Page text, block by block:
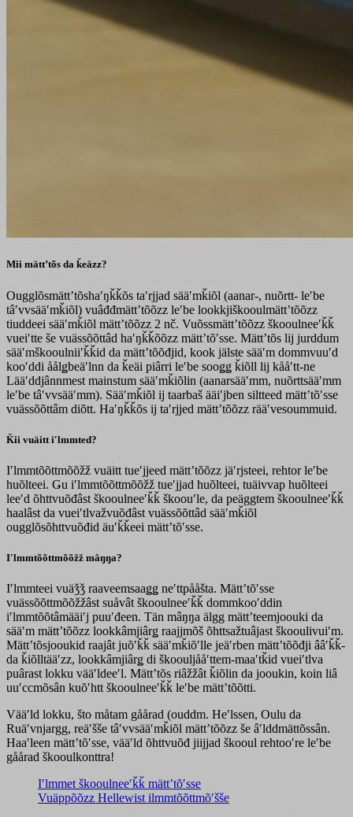
Mii mättʼtõs da ǩeäzz?
Ougglõsmättʼtõshaʹŋǩǩõs taʹrjjad sää′mǩiõl (aanar-, nuõrtt- leʹbe
tâʹvvsääʹmǩiõl) vuâđđmättʼtõõzz leʹbe lookkjiškooulmättʼtõõzz
tiuddeei sää′mǩiõl mättʼtõõzz 2 nč. Vuõssmättʼtõõzz škooulneeʹǩǩ
vueiʹtte še vuässõõttâd haʹŋǩǩõõzz mättʼtõʹsse. Mättʼtõs lij jurddum
sääʹmškooulniiʹǩǩid da mättʼtõõđjid, kook jälste sääʹm dommvuuʹd
kooʹddi åålǥbeäʹlnn da ǩeäi piârri leʹbe sooǥǥ ǩiõll lij kååʹtt-ne
Lääʹddjânnmest mainstum sääʹmǩiõlin (aanarsääʹmm, nuõrttsääʹmm
leʹbe tâʹvvsääʹmm). Sääʹmǩiõl ij taarbaš ääiʹjben siltteed mättʼtõʹsse
vuässõõttâm diõtt. Haʹŋǩǩõs ij taʹrjjed mättʼtõõzz rääʹvesoummuid.
Ǩii vuäitt iʹlmmted?
Iʹlmmtõõttmõõžž vuäitt tueʹjjeed mättʼtõõzz jäʹrjsteei, rehtor leʹbe
huõlteei. Ǥu iʹlmmtõõttmõõžž tueʹjjad huõlteei, tuäivvap huõlteei
leeʹd õhttvuõđâst škooulneeʹǩǩ škoouʹle, da peäggtem škooulneeʹǩǩ
haalâst da vueiʹtlvažvuõđâst vuässõõttâd sääʹmǩiõl
ougglõsõhttvuõđid äuʹǩǩeei mättʼtõʹsse.
Iʹlmmtõõttmõõžž mâŋŋa?
Iʹlmmteei vuäǯǯ raaveemsaaǥǥ neʹttpååšta. Mättʼtõʹsse
vuässõõttmõõžžâst suåvât škooulneeʹǩǩ dommkooʹddin
iʹlmmtõõtâmääiʹj puuʹđeen. Tän mâŋŋa älgg mättʼteemjoouki da
sääʹm mättʼtõõzz lookkâmjiârǥ raajjmõš õhttsažtuâjast škooulivuiʹm.
Mättʼtõsjooukid raajât juõʹǩǩ sääʹmǩiõʹlle jeäʹrben mättʼtõõđji ââʹǩǩ-
da ǩiõlltääʹzz, lookkâmjiârǥ di škoouljååʹttem-maaʹtǩid vueiʹtlva
puârast lokku vääʹldeeʹl. Mättʼtõs riâžžât ǩiõlin da jooukin, koin liâ
uuʹccmõsân kuõʹhtt škooulneeʹǩǩ leʹbe mättʼtõõtti.
Vääʹld lokku, što måtam gåårad (ouddm. Heʹlssen, Oulu da
Ruäʹvnjargg, reäʹšše tâʹvvsääʹmǩiõl mättʼtõõzz še âʹlddmättõssân.
Haaʹleen mättʼtõʹsse, vääʹld õhttvuõđ jiijjad škooul rehtooʹre leʹbe
gåårad škooulkonttra!
Iʹlmmet škooulneeʹǩǩ mättʼtõʹsse
Vuäppõõzz Hellewist ilmmtõõttmõʹšše